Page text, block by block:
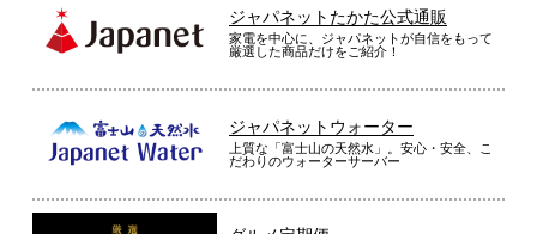
ジャパネットたかた公式通販
家電を中心に、ジャパネットが自信をもって
厳選した商品だけをご紹介！
ジャパネットウォーター
上質な「富士山の天然水」。安心・安全、こ
だわりのウォーターサーバー